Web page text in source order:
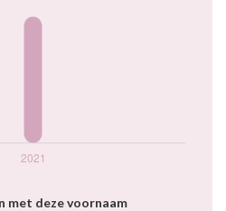
met deze voornaam